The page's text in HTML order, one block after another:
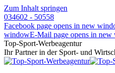
Zum Inhalt springen
034602 - 50558
Facebook page opens in new
windowE-Mail page opens in
Top-Sport-Werbeagentur
Ihr Partner in der Sport- und